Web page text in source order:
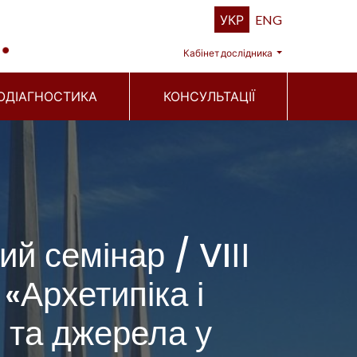
УКР ENG
Кабінет дослідника
КОНСУЛЬТАЦІЇ
семінар / VIІІ
і
та джерела у